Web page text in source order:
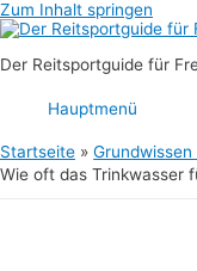
Zum Inhalt springen
Der Reitsportguide für
Hauptmenü
Startseite
Wie oft das Trinkwasser